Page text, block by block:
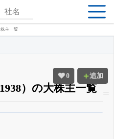
主一覧
0 追加
）の大株主一覧
はじめる